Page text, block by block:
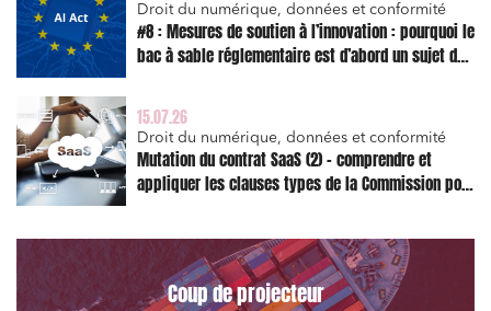
Droit du numérique, données et conformité
#8 : Mesures de soutien à l’innovation : pourquoi le
bac à sable réglementaire est d’abord un sujet de
15.07.26
Droit du numérique, données et conformité
Mutation du contrat SaaS (2) – comprendre et
appliquer les clauses types de la Commission pour
Coup de projecteur